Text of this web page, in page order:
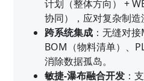
计划（整体方向） +
协同），应对复杂制造
跨系统集成 ：无缝对
BOM（物料清单）、
消除数据孤岛。
敏捷-瀑布融合开发 ：